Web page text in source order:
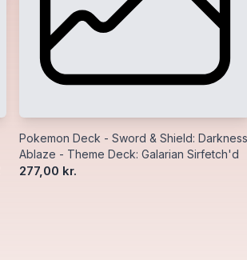
Pokemon Deck - Sword & Shield: Darkness
Ablaze - Theme Deck: Galarian Sirfetch'd
277,00 kr.